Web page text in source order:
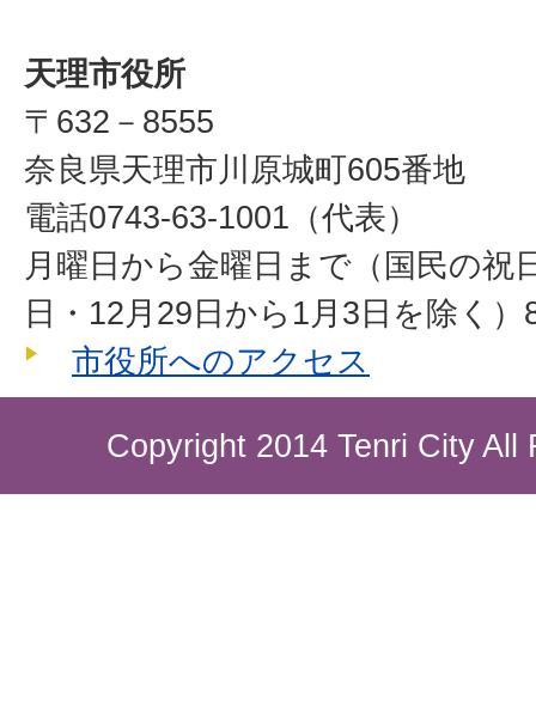
天理市役所
〒632－8555
奈良県天理市川原城町605番地
電話0743-63-1001（代表）
月曜日から金曜日まで（国民の祝
日・12月29日から1月3日を除く
市役所へのアクセス
Copyright 2014 Tenri City All